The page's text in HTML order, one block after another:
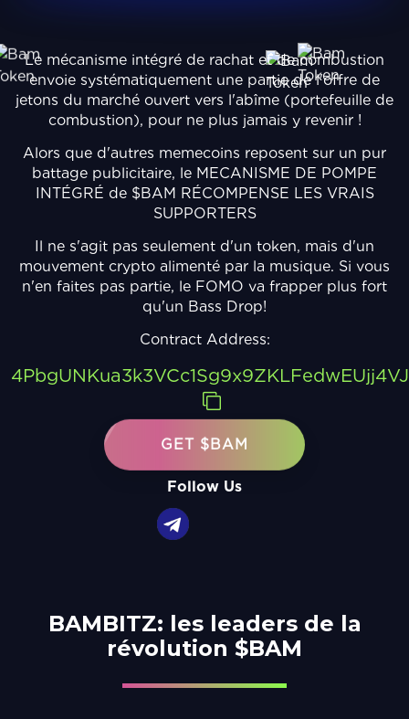
Le mécanisme intégré de rachat et de combustion
envoie systématiquement une partie de l'offre de
jetons du marché ouvert vers l'abîme (portefeuille de
combustion), pour ne plus jamais y revenir !
Alors que d'autres memecoins reposent sur un pur
battage publicitaire, le MECANISME DE POMPE
INTÉGRÉ de $BAM RÉCOMPENSE LES VRAIS
SUPPORTERS
Il ne s'agit pas seulement d'un token, mais d'un
mouvement crypto alimenté par la musique. Si vous
n'en faites pas partie, le FOMO va frapper plus fort
qu'un Bass Drop!
Contract Address:
GET $BAM
Follow Us
BAMBITZ: les leaders de la
révolution $BAM